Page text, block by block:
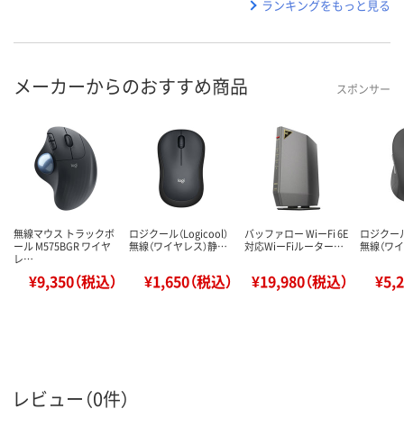
ランキングをもっと見る
メーカーからのおすすめ商品 スポンサー
無線マウス トラックボ
ール M575BGR ワイヤ
レ…
¥9,350（税込）
ロジクール（Logicool）
無線（ワイヤレス）静…
¥1,650（税込）
バッファロー WiーFi 6E
対応WiーFiルーター…
¥19,980（税込）
ロジクー
無線（ワ
レビュー（0件）